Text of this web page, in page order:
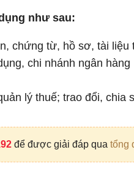
như sau:
chứng từ, hồ sơ, tài liệu
chi nhánh ngân
lý thuế; trao đổi, chia
để được giải đáp qua tổng